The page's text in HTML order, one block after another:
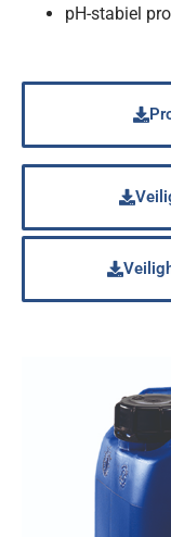
pH-stabiel